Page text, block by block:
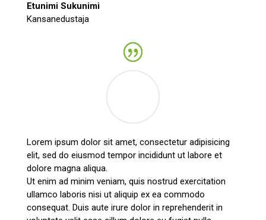
Etunimi Sukunimi
Kansanedustaja
Lorem ipsum dolor sit amet, consectetur adipisicing
elit, sed do eiusmod tempor incididunt ut labore et
dolore magna aliqua.
Ut enim ad minim veniam, quis nostrud exercitation
ullamco laboris nisi ut aliquip ex ea commodo
consequat. Duis aute irure dolor in reprehenderit in